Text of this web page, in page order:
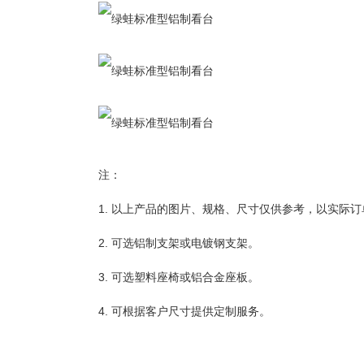
注：
1. 以上产品的图片、规格、尺寸仅供参考，以实际订
2. 可选铝制支架或电镀钢支架。
3. 可选塑料座椅或铝合金座板。
4. 可根据客户尺寸提供定制服务。